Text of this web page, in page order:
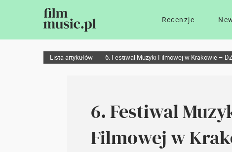
Recenzje
Lista artykułów 6. Festiwal Muzyki Filmowej w Krakowie –
6. Festiwal
Filmowej w